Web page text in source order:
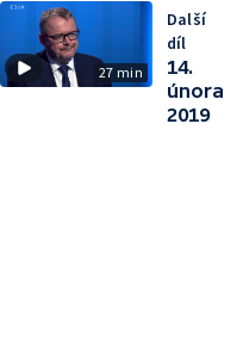
27 min
Další
díl
14.
února
2019